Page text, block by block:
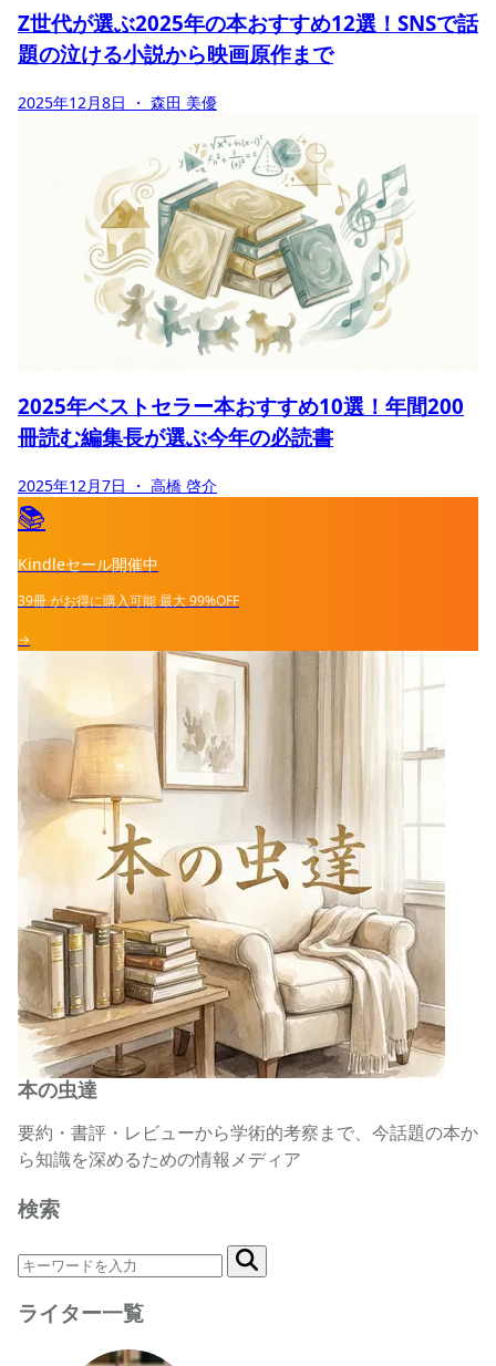
Z世代が選ぶ2025年の本おすすめ12選！SNSで話
題の泣ける小説から映画原作まで
2025年12月8日 ・ 森田 美優
2025年ベストセラー本おすすめ10選！年間200
冊読む編集長が選ぶ今年の必読書
2025年12月7日 ・ 高橋 啓介
📚
Kindleセール開催中
39冊がお得に購入可能最大99%OFF
→
本の虫達
要約・書評・レビューから学術的考察まで、今話題の本か
ら知識を深めるための情報メディア
検索
ライター一覧